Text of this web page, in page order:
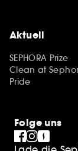
Aktuell
SEPHORA Prize
Clean at
Pride
Folge uns